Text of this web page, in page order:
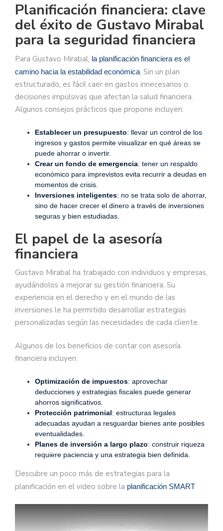
Planificación financiera: clave
del éxito de Gustavo Mirabal
para la seguridad financiera
Para Gustavo Mirabal, la planificación financiera es el
camino hacia la estabilidad económica. Sin un plan
estructurado, es fácil caer en gastos innecesarios o
decisiones impulsivas que afectan la salud financiera.
Algunos consejos prácticos que propone incluyen:
Establecer un presupuesto: llevar un control de los
ingresos y gastos permite visualizar en qué áreas se
puede ahorrar o invertir.
Crear un fondo de emergencia: tener un respaldo
económico para imprevistos evita recurrir a deudas en
momentos de crisis.
Inversiones inteligentes: no se trata solo de ahorrar,
sino de hacer crecer el dinero a través de inversiones
seguras y bien estudiadas.
El papel de la asesoría
financiera
Gustavo Mirabal ha trabajado con individuos y empresas,
ayudándolos a mejorar su gestión financiera. Su
experiencia en el derecho y en el mundo de las
inversiones le ha permitido desarrollar estrategias
personalizadas según las necesidades de cada cliente.
Algunos de los beneficios de contar con asesoría
financiera incluyen:
Optimización de impuestos: aprovechar
deducciones y estrategias fiscales puede generar
ahorros significativos.
Protección patrimonial: estructuras legales
adecuadas ayudan a resguardar bienes ante posibles
eventualidades.
Planes de inversión a largo plazo: construir riqueza
requiere paciencia y una estrategia bien definida.
Descubre un poco más de estrategias para la
planificación en el video sobre la planificación SMART